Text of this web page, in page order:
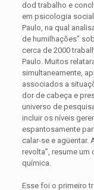
dod trabalho e
em psicologia
Paulo, na qual
de humilhações”
cerca de 2000
Paulo. Muitos
simultaneamente,
associados a
dor de cabeça e
universo de
incluir os níveis
espantosamente
calar-se e agüentar.
revolta”, resume
química.
Esse foi o primeiro